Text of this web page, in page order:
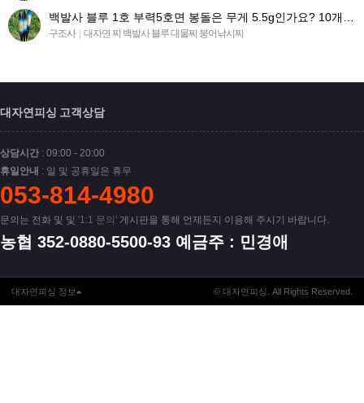
백발사 블루 1호 부력5호면 봉돌은 무게 5.5g인가요? 10개 구매시 유동봉돌(유동추.봉돌) 똑같이 구매하…
구조사 대자연 찌 백발사 블루 대물찌 붕어낚시찌
대자연피싱 고객상담
상담시간 : 09:00 - 20:00
휴일안내 : 일 및 공휴일은 휴무
053-814-4980
문의는 전화 및 및 '1:1 문의' 게시판을 통해 언제든지 이용해 주시기 바랍니다.
농협 352-0880-5500-93 예금주 : 민경애
대자연피싱 정보 © 대자연피싱. All Rights Reserved.